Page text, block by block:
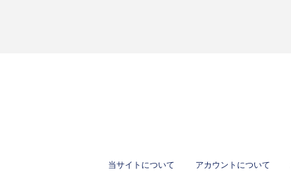
当サイトについて アカウントについて